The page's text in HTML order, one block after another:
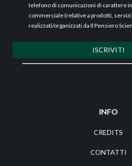
telefono di comunicazioni di carattere
commerciale (relative a prodotti,
realizzati/organizzati da Il Pensiero
ISCRIVITI
INFO
CREDITS
CONTATTI